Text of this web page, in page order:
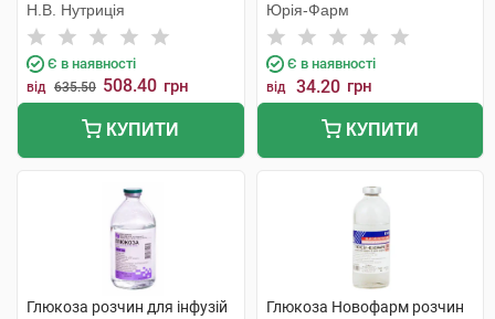
Н.В. Нутриція
Є в наявності
від 635.50 508.40 грн
КУПИТИ
Юрія-Фарм
Є в наявності
від 34.20 грн
КУПИТИ
Глюкоза розчин для інфузій
Глюкоза Новофарм розчин